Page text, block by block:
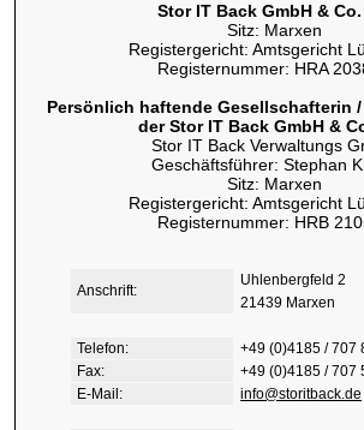
Stor IT Back GmbH & Co.
Sitz: Marxen
Registergericht: Amtsgericht
Registernummer: HRA
Persönlich haftende Gesellschafterin
der Stor IT Back GmbH &
Stor IT Back Verwaltungs
Geschäftsführer: Stephan
Sitz: Marxen
Registergericht: Amtsgericht
Registernummer: HRB
Anschrift:
Uhlenbergfeld 2
21439 Marxen
Telefon:
+49 (0)4185 / 707
Fax:
+49 (0)4185 / 707
E-Mail:
info@storitback.de